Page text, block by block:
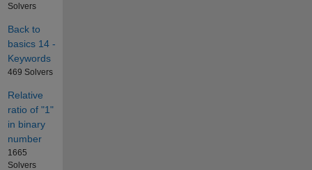
Solvers
Back to
basics 14 -
Keywords
469 Solvers
Relative
ratio of "1"
in binary
number
1665
Solvers